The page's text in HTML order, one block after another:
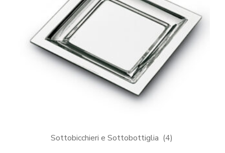
Sottobicchieri e Sottobottiglia (4)